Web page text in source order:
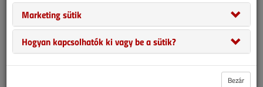
süllyesztett szélfogó rácsokkal, melyek sem esztétikailag, sem
tüzeléstechnikailag nem állják meg a helyüket. Sőt,
tűzveszélyesek is lehetnek.
Marketing sütik
Hogyan kapcsolhatók ki vagy be a sütik?
Bezár